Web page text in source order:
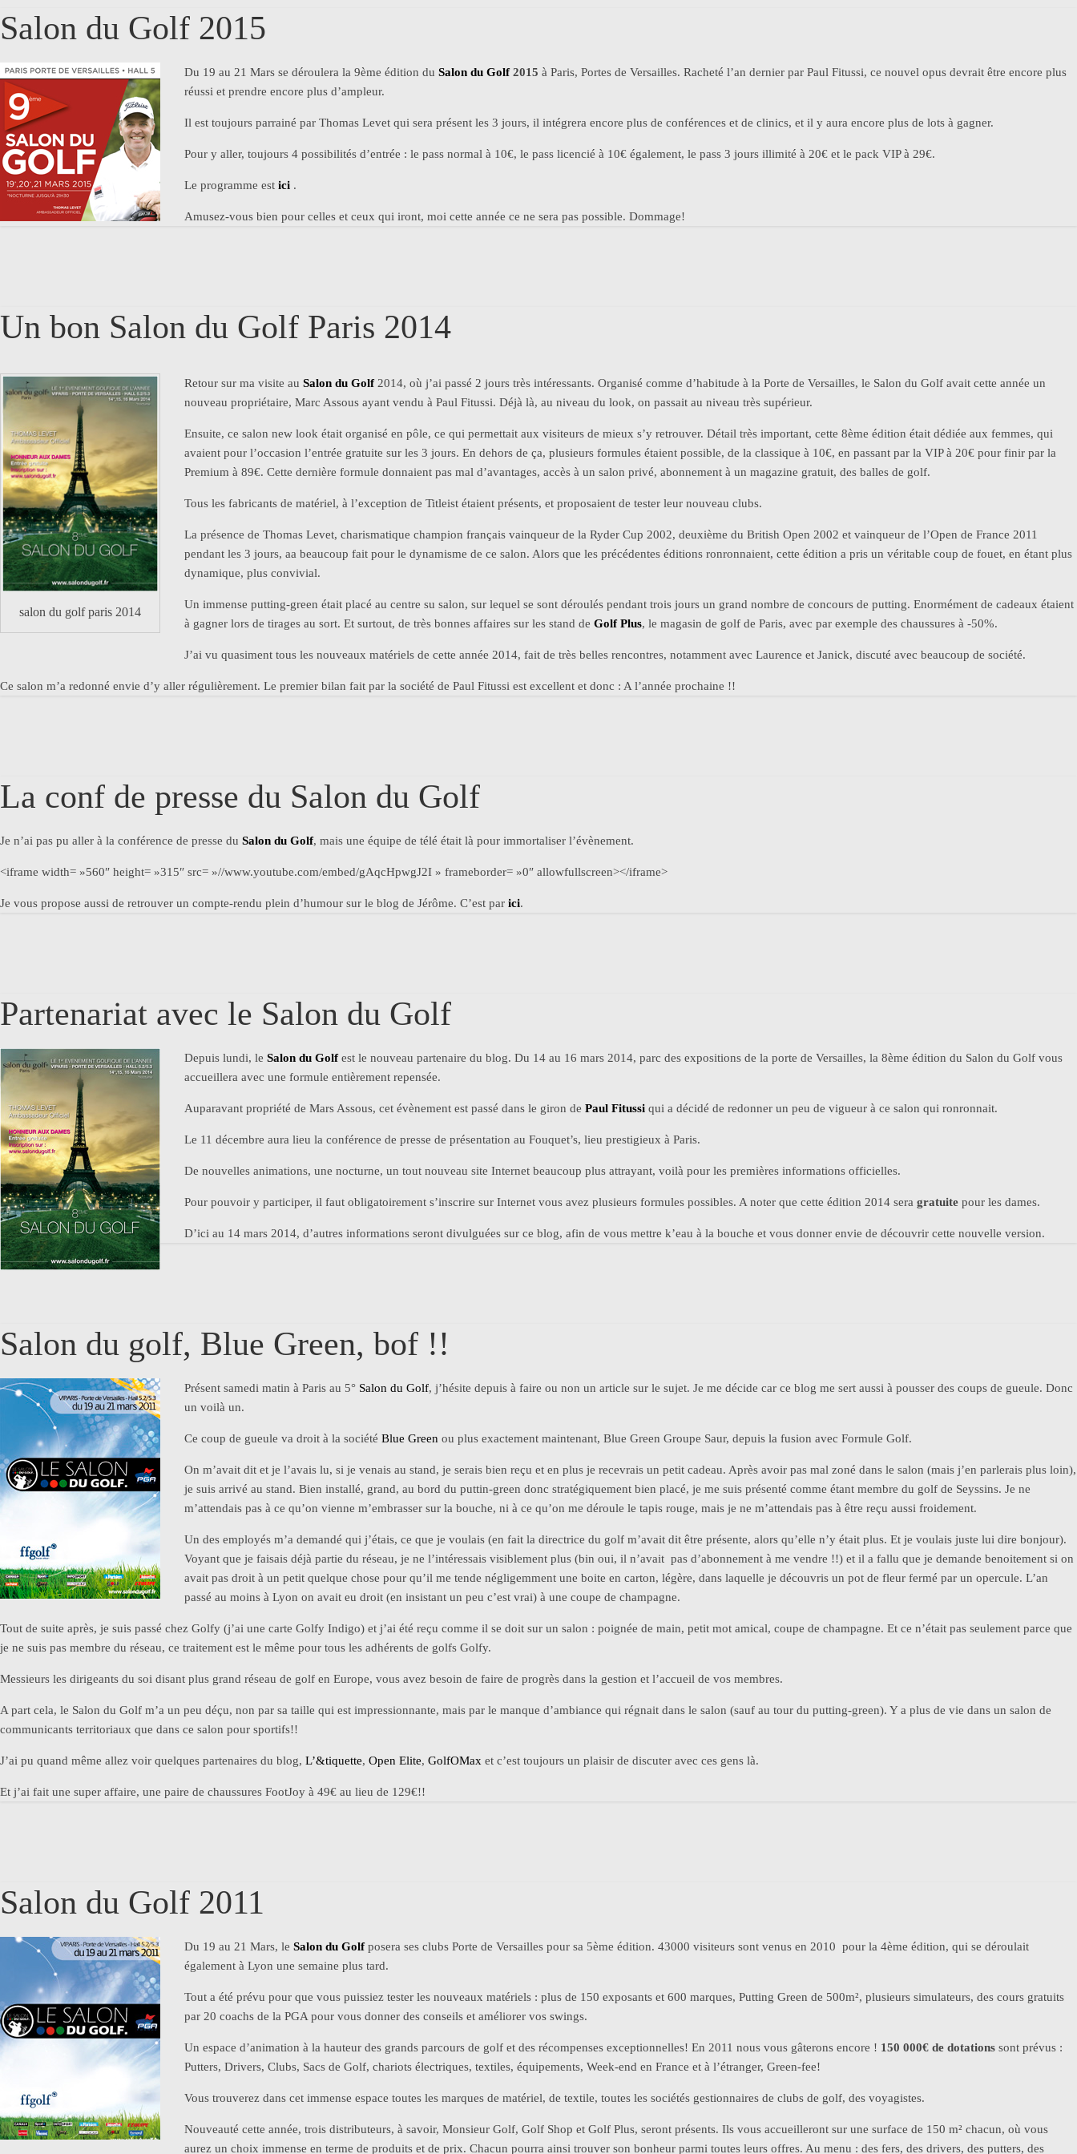
Salon du Golf 2015
Du 19 au 21 Mars se déroulera la 9ème édition du Salon du Golf2015 à Paris, Portes de Versailles. Racheté l’an dernier par Paul Fitussi, ce nouvel opus devrait être encore plus
réussi et prendre encore plus d’ampleur.
Il est toujours parrainé par Thomas Levet qui sera présent les 3 jours, il intégrera encore plus de conférences et de clinics, et il y aura encore plus de lots à gagner.
Pour y aller, toujours 4 possibilités d’entrée : le pass normal à 10€, le pass licencié à 10€ également, le pass 3 jours illimité à 20€ et le pack VIP à 29€.
Le programme est ici .
Amusez-vous bien pour celles et ceux qui iront, moi cette année ce ne sera pas possible. Dommage!
Un bon Salon du Golf Paris 2014
salon du golf paris 2014
Retour sur ma visite au Salon du Golf2014, où j’ai passé 2 jours très intéressants. Organisé comme d’habitude à la Porte de Versailles, le Salon du Golf avait cette année un
nouveau propriétaire, Marc Assous ayant vendu à Paul Fitussi. Déjà là, au niveau du look, on passait au niveau très supérieur.
Ensuite, ce salon new look était organisé en pôle, ce qui permettait aux visiteurs de mieux s’y retrouver. Détail très important, cette 8ème édition était dédiée aux femmes, qui
avaient pour l’occasion l’entrée gratuite sur les 3 jours. En dehors de ça, plusieurs formules étaient possible, de la classique à 10€, en passant par la VIP à 20€ pour finir par la
Premium à 89€. Cette dernière formule donnaient pas mal d’avantages, accès à un salon privé, abonnement à un magazine gratuit, des balles de golf.
Tous les fabricants de matériel, à l’exception de Titleist étaient présents, et proposaient de tester leur nouveau clubs.
La présence de Thomas Levet, charismatique champion français vainqueur de la Ryder Cup 2002, deuxième du British Open 2002 et vainqueur de l’Open de France 2011
pendant les 3 jours, aa beaucoup fait pour le dynamisme de ce salon. Alors que les précédentes éditions ronronnaient, cette édition a pris un véritable coup de fouet, en étant plus
dynamique, plus convivial.
Un immense putting-green était placé au centre su salon, sur lequel se sont déroulés pendant trois jours un grand nombre de concours de putting. Enormément de cadeaux étaient
à gagner lors de tirages au sort. Et surtout, de très bonnes affaires sur les stand de Golf Plus, le magasin de golf de Paris, avec par exemple des chaussures à -50%.
J’ai vu quasiment tous les nouveaux matériels de cette année 2014, fait de très belles rencontres, notamment avec Laurence et Janick, discuté avec beaucoup de société.
Ce salon m’a redonné envie d’y aller régulièrement. Le premier bilan fait par la société de Paul Fitussi est excellent et donc : A l’année prochaine !!
La conf de presse du Salon du Golf
Je n’ai pas pu aller à la conférence de presse du Salon du Golf, mais une équipe de télé était là pour immortaliser l’évènement.
<iframe width= »560″ height= »315″ src= »//www.youtube.com/embed/gAqcHpwgJ2I » frameborder= »0″ allowfullscreen></iframe>
Je vous propose aussi de retrouver un compte-rendu plein d’humour sur le blog de Jérôme. C’est par ici.
Partenariat avec le Salon du Golf
Depuis lundi, le Salon du Golfest le nouveau partenaire du blog. Du 14 au 16 mars 2014, parc des expositions de la porte de Versailles, la 8ème édition du Salon du Golf vous
accueillera avec une formule entièrement repensée.
Auparavant propriété de Mars Assous, cet évènement est passé dans le giron de Paul Fitussi qui a décidé de redonner un peu de vigueur à ce salon qui ronronnait.
Le 11 décembre aura lieu la conférence de presse de présentation au Fouquet’s, lieu prestigieux à Paris.
De nouvelles animations, une nocturne, un tout nouveau site Internet beaucoup plus attrayant, voilà pour les premières informations officielles.
Pour pouvoir y participer, il faut obligatoirement s’inscrire sur Internet vous avez plusieurs formules possibles. A noter que cette édition 2014 sera gratuite pour les dames.
D’ici au 14 mars 2014, d’autres informations seront divulguées sur ce blog, afin de vous mettre k’eau à la bouche et vous donner envie de découvrir cette nouvelle version.
Salon du golf, Blue Green, bof !!
Présent samedi matin à Paris au 5° Salon du Golf, j’hésite depuis à faire ou non un article sur le sujet. Je me décide car ce blog me sert aussi à pousser des coups de gueule. Donc
un voilà un.
Ce coup de gueule va droit à la société Blue Green ou plus exactement maintenant, Blue Green Groupe Saur, depuis la fusion avec Formule Golf.
On m’avait dit et je l’avais lu, si je venais au stand, je serais bien reçu et en plus je recevrais un petit cadeau. Après avoir pas mal zoné dans le salon (mais j’en parlerais plus loin),
je suis arrivé au stand. Bien installé, grand, au bord du puttin-green donc stratégiquement bien placé, je me suis présenté comme étant membre du golf de Seyssins. Je ne
m’attendais pas à ce qu’on vienne m’embrasser sur la bouche, ni à ce qu’on me déroule le tapis rouge, mais je ne m’attendais pas à être reçu aussi froidement.
Un des employés m’a demandé qui j’étais, ce que je voulais (en fait la directrice du golf m’avait dit être présente, alors qu’elle n’y était plus. Et je voulais juste lui dire bonjour).
Voyant que je faisais déjà partie du réseau, je ne l’intéressais visiblement plus (bin oui, il n’avait pas d’abonnement à me vendre !!) et il a fallu que je demande benoitement si on
avait pas droit à un petit quelque chose pour qu’il me tende négligemment une boite en carton, légère, dans laquelle je découvris un pot de fleur fermé par un opercule. L’an
passé au moins à Lyon on avait eu droit (en insistant un peu c’est vrai) à une coupe de champagne.
Tout de suite après, je suis passé chez Golfy (j’ai une carte Golfy Indigo) et j’ai été reçu comme il se doit sur un salon : poignée de main, petit mot amical, coupe de champagne. Et ce n’était pas seulement parce que
je ne suis pas membre du réseau, ce traitement est le même pour tous les adhérents de golfs Golfy.
Messieurs les dirigeants du soi disant plus grand réseau de golf en Europe, vous avez besoin de faire de progrès dans la gestion et l’accueil de vos membres.
A part cela, le Salon du Golf m’a un peu déçu, non par sa taille qui est impressionnante, mais par le manque d’ambiance qui régnait dans le salon (sauf au tour du putting-green). Y a plus de vie dans un salon de
communicants territoriaux que dans ce salon pour sportifs!!
J’ai pu quand même allez voir quelques partenaires du blog, L’&tiquette, Open Elite, GolfOMax et c’est toujours un plaisir de discuter avec ces gens là.
Et j’ai fait une super affaire, une paire de chaussures FootJoy à 49€ au lieu de 129€!!
Salon du Golf 2011
Du 19 au 21 Mars, le Salon du Golfposera ses clubs Porte de Versailles pour sa 5ème édition. 43000 visiteurs sont venus en 2010 pour la 4ème édition, qui se déroulait
également à Lyon une semaine plus tard.
Tout a été prévu pour que vous puissiez tester les nouveaux matériels : plus de 150 exposants et 600 marques, Putting Green de 500m², plusieurs simulateurs, des cours gratuits
par 20 coachs de la PGA pour vous donner des conseils et améliorer vos swings.
Un espace d’animation à la hauteur des grands parcours de golf et des récompenses exceptionnelles! En 2011 nous vous gâterons encore ! 150 000€ de dotations sont prévus :
Putters, Drivers, Clubs, Sacs de Golf, chariots électriques, textiles, équipements, Week-end en France et à l’étranger, Green-fee!
Vous trouverez dans cet immense espace toutes les marques de matériel, de textile, toutes les sociétés gestionnaires de clubs de golf, des voyagistes.
Nouveauté cette année, trois distributeurs, à savoir, Monsieur Golf, Golf Shop et Golf Plus, seront présents. Ils vous accueilleront sur une surface de 150 m² chacun, où vous
aurez un choix immense en terme de produits et de prix. Chacun pourra ainsi trouver son bonheur parmi toutes leurs offres. Au menu : des fers, des drivers, des putters, des